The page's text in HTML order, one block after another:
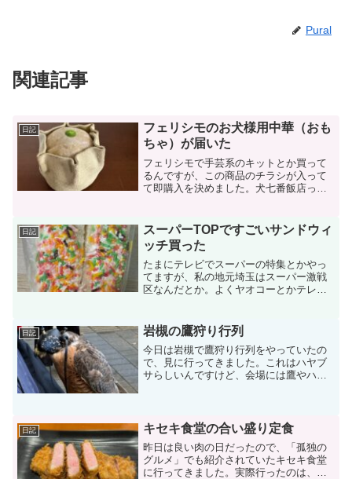
Pural
関連記事
日記
フェリシモのお犬様用中華（おも
ちゃ）が届いた
フェリシモで手芸系のキットとか買って
るんですが、この商品のチラシが入って
て即購入を決めました。犬七番飯店って
ですね。どれもいいんだけど、個人的に
はラーメンが凄くいい...
日記
スーパーTOPですごいサンドウィ
ッチ買った
たまにテレビでスーパーの特集とかやっ
てますが、私の地元埼玉はスーパー激戦
区なんだとか。よくヤオコーとかテレビ
出てきたりします。元々マミーマートっ
ていうスーパーだったの...
日記 岩槻の鷹狩り行列
今日は岩槻で鷹狩り行列をやっていたの
で、見に行ってきました。これはハヤブ
サらしいんですけど、会場には鷹やハヤ
いく放鷹術をやってました...
日記 キセキ食堂の合い盛り定食
昨日は良い肉の日だったので、「孤独の
グルメ」でも紹介されていたキセキ食堂
に行ってきました。実際行ったのは、孤